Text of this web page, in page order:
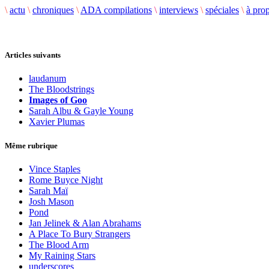
\ actu \ chroniques \ ADA compilations \ interviews \ spéciales \ à
Articles suivants
laudanum
The Bloodstrings
Images of Goo
Sarah Albu & Gayle Young
Xavier Plumas
Même rubrique
Vince Staples
Rome Buyce Night
Sarah Maï
Josh Mason
Pond
Jan Jelinek & Alan Abrahams
A Place To Bury Strangers
The Blood Arm
My Raining Stars
underscores